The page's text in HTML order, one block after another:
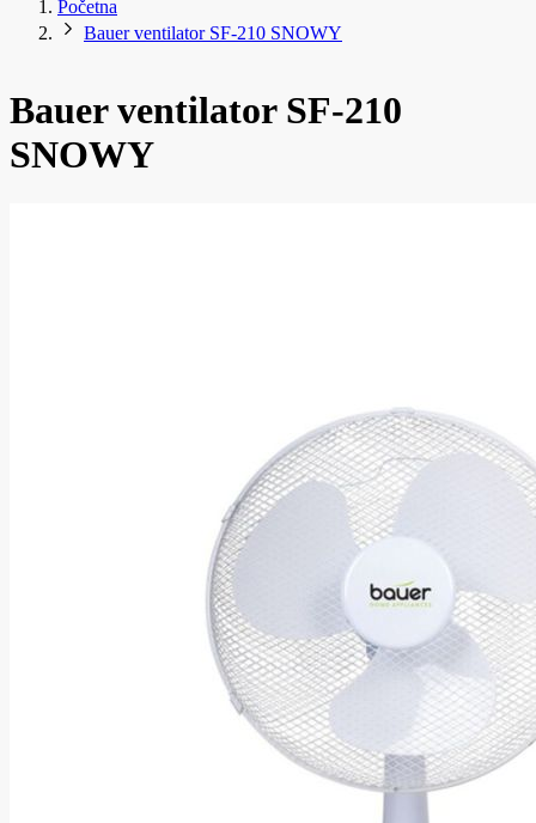
Početna
Bauer ventilator SF-210 SNOWY
Bauer ventilator SF-210
SNOWY